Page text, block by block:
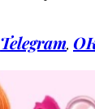
Telegram,